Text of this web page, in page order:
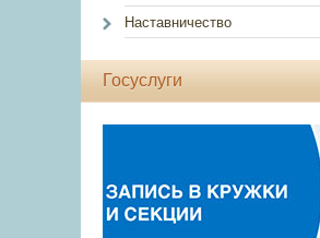
Наставничество
Госуслуги